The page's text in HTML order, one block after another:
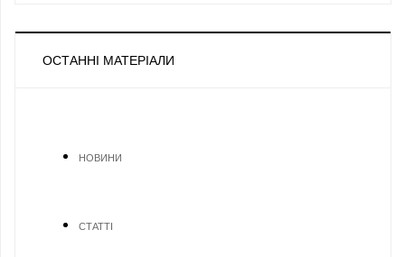
ОСТАННІ МАТЕРІАЛИ
НОВИНИ
СТАТТІ